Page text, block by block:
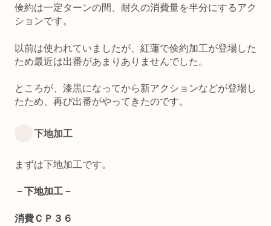
倹約は一定ターンの間、耐久の消費量を半分にするアク
ションです。
以前は使われていましたが、紅蓮で倹約加工が登場した
ため最近は出番があまりありませんでした。
ところが、漆黒になってから新アクションなどが登場し
たため、再び出番がやってきたのです。
下地加工
まずは下地加工です。
－下地加工－
消費ＣＰ３６